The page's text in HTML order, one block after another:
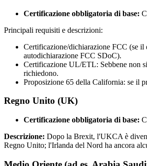
Certificazione obbligatoria di base:
Principali requisiti e descrizioni:
Certificazione/dichiarazione FCC (se il
autodichiarazione FCC SDoC).
Certificazione UL/ETL: Sebbene non
richiedono.
Proposizione 65 della California: se il
Regno Unito (UK)
Certificazione obbligatoria di base:
Descrizione: Dopo la Brexit, l'UKCA è
Regno Unito; l'Irlanda del Nord ha ancora